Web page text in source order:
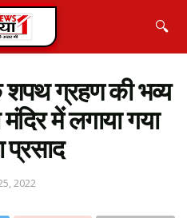
🔍
शपथ ग्रहण की भव्य
में लगाया गया
2022